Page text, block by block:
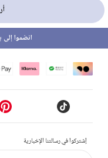
إشتركوا في رسالتنا الإخبارية
انضموا